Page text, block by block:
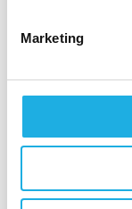
Marketing
Miten
Kesä on